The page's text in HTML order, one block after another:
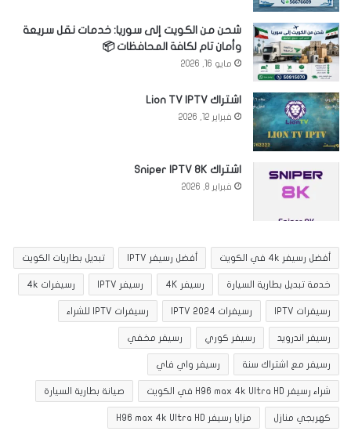
شحن من الكويت إلى سوريا: خدمات نقل سريعة
وأمان تام لكافة المحافظات 📦
مايو 16, 2026
اشتراك Lion TV IPTV
فبراير 12, 2026
اشتراك Sniper IPTV 8K
فبراير 8, 2026
أفضل رسيفر 4k في الكويت أفضل رسيفر IPTV تبديل بطاريات الكويت
خدمة تبديل بطارية السيارة رسيفر 4K رسيفر IPTV رسيفرات 4k
رسيفرات IPTV رسيفرات IPTV 2024 رسيفرات IPTV للشراء
رسيفر اندرويد رسيفر كوري رسيفر مخفي
رسيفر مع اشتراك سنة رسيفر واي فاي
شراء رسيفر H96 max 4k Ultra HD في الكويت صيانة بطارية السيارة
كهربجي منازل مزايا رسيفر H96 max 4k Ultra HD